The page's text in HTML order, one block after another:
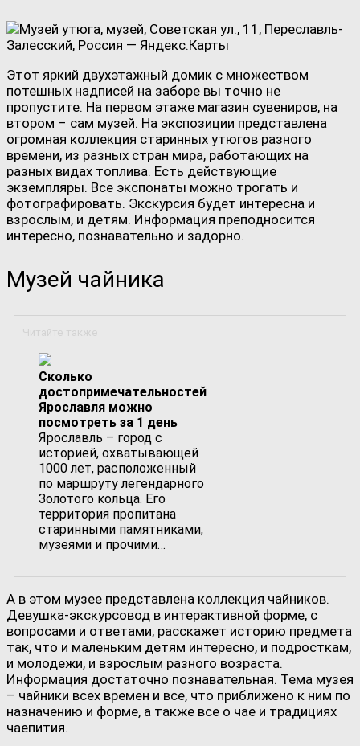
Этот яркий двухэтажный домик с множеством
потешных надписей на заборе вы точно не
пропустите. На первом этаже магазин сувениров, на
втором – сам музей. На экспозиции представлена
огромная коллекция старинных утюгов разного
времени, из разных стран мира, работающих на
разных видах топлива. Есть действующие
экземпляры. Все экспонаты можно трогать и
фотографировать. Экскурсия будет интересна и
взрослым, и детям. Информация преподносится
интересно, познавательно и задорно.
Музей чайника
Сколько
достопримечательностей
Ярославля можно
посмотреть за 1 день
Ярославль – город с
историей, охватывающей
1000 лет, расположенный
по маршруту легендарного
Золотого кольца. Его
территория пропитана
старинными памятниками,
музеями и прочими…
А в этом музее представлена коллекция чайников.
Девушка-экскурсовод в интерактивной форме, с
вопросами и ответами, расскажет историю предмета
так, что и маленьким детям интересно, и подросткам,
и молодежи, и взрослым разного возраста.
Информация достаточно познавательная. Тема музея
– чайники всех времен и все, что приближено к ним по
назначению и форме, а также все о чае и традициях
чаепития.